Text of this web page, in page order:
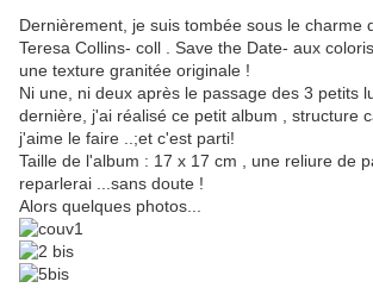
Dernièrement, je suis tombée sous le charme
Teresa Collins- coll . Save the Date- aux
une texture granitée originale !
Ni une, ni deux après le passage des 3 petits
dernière, j'ai réalisé ce petit album , structure
j'aime le faire ..;et c'est parti!
Taille de l'album : 17 x 17 cm , une reliure de
reparlerai ...sans doute !
Alors quelques photos...